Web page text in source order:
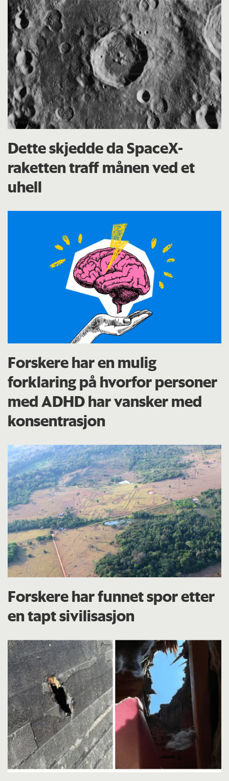
Dette skjedde da SpaceX-
raketten traff månen ved et
uhell
Forskere har en mulig
forklaring på hvorfor personer
med ADHD har vansker med
konsentrasjon
Forskere har funnet spor etter
en tapt sivilisasjon